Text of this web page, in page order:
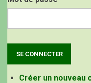
Créer un nouveau